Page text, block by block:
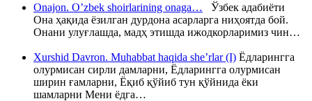
Onajon. O’zbek shoirlarining onaga… Ўзбек адабиёти
Она ҳақида ёзилган дурдона асарларга ниҳоятда бой.
Онани улуғлашда, мадҳ этишда ижодкорларимиз чин…
Xurshid Davron. Muhabbat haqida she’rlar (I) Ёдларингга
олурмисан сирли дамларни, Ёдларингга олурмисан
ширин ғамларни, Ёқиб қўйиб тун қўйнида ёки
шамларни Мени ёдга…